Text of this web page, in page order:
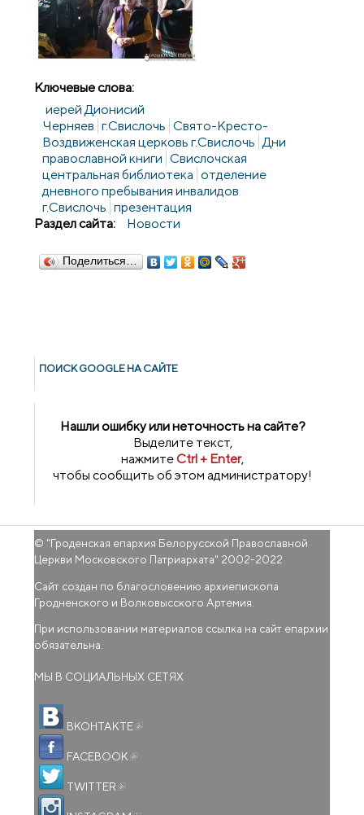
Ключевые слова:
иерей Дионисий
Черняев г.Свислочь Свято-Кресто-
Воздвиженская церковь г.Свислочь Дни
православной книги Свислочская
центральная библиотека отделение
дневного пребывания инвалидов
г.Свислочь презентация
Раздел сайта:
Новости
Поделиться…
ПОИСК GOОGLE НА САЙТЕ
Нашли ошибку или неточность на сайте?
Выделите текст,
нажмитеCtrl + Enter,
чтобы сообщить об этом администратору!
© "Гроденская епархия Белорусской Православной
Церкви Московского Патриархата" 2002-2022
Сайт создан по благословению архиепископа
Гродненского и Волковысского Артемия.
При использовании материалов ссылка на сайт епархии
обязательна.
МЫ В СОЦИАЛЬНЫХ СЕТЯХ
ВКОНТАКТЕ
FACEBOOK
TWITTER